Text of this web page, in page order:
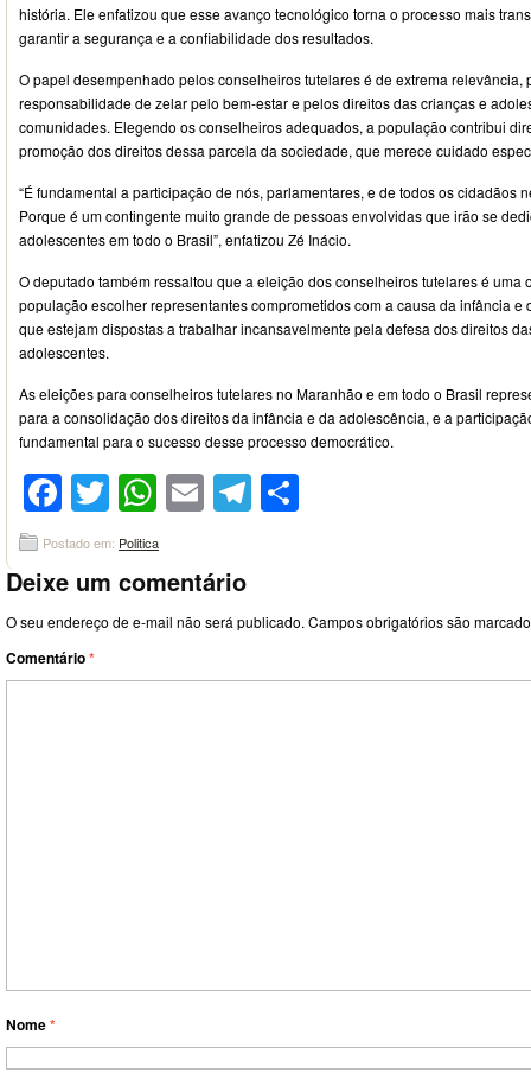
história. Ele enfatizou que esse avanço tecnológico torna o processo mais
garantir a segurança e a confiabilidade dos resultados.
O papel desempenhado pelos conselheiros tutelares é de extrema relevância,
responsabilidade de zelar pelo bem-estar e pelos direitos das crianças e
comunidades. Elegendo os conselheiros adequados, a população contribui
promoção dos direitos dessa parcela da sociedade, que merece cuidado
“É fundamental a participação de nós, parlamentares, e de todos os cidadãos
Porque é um contingente muito grande de pessoas envolvidas que irão se
adolescentes em todo o Brasil”, enfatizou Zé Inácio.
O deputado também ressaltou que a eleição dos conselheiros tutelares é uma
população escolher representantes comprometidos com a causa da infância e
que estejam dispostas a trabalhar incansavelmente pela defesa dos direitos
adolescentes.
As eleições para conselheiros tutelares no Maranhão e em todo o Brasil
para a consolidação dos direitos da infância e da adolescência, e a
fundamental para o sucesso desse processo democrático.
Facebook
Twitter
WhatsApp
EmailTelegram
Postado em: Politica
Deixe um comentário
O seu endereço de e-mail não será publicado. Campos obrigatórios são
Comentário*
Nome*